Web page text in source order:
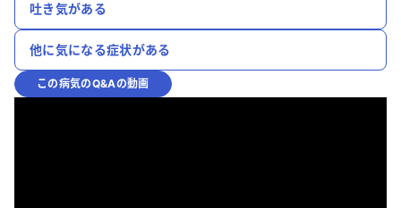
吐き気がある
他に気になる症状がある
この病気のQ&Aの動画